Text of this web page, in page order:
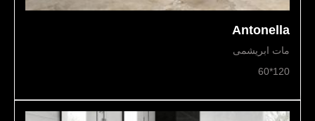
Antonella
مات ابریشمی
120*60